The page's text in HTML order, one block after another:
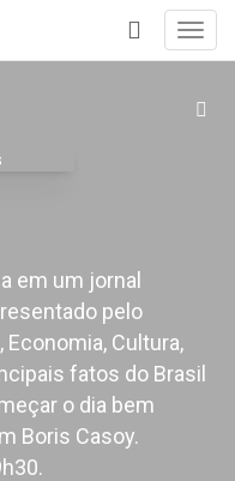
+
em um jornal
pelo
Cultura,
fatos do Brasil
o dia bem
Boris Casoy.